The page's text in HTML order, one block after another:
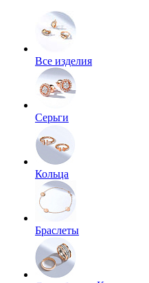
Все изделия
Серьги
Кольца
Браслеты